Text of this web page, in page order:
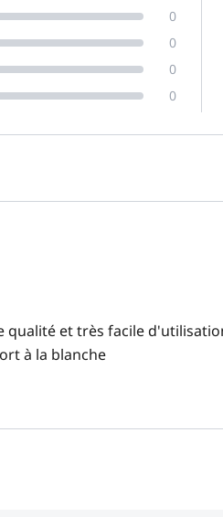
0
0
0
0
et très facile
à la blanche